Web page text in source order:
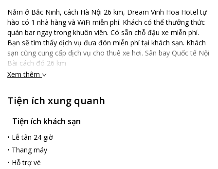
Nằm ở Bắc Ninh, cách Hà Nội 26 km, Dream Vinh Hoa Hotel tự
hào có 1 nhà hàng và WiFi miễn phí. Khách có thể thưởng thức
quán bar ngay trong khuôn viên. Có sẵn chỗ đậu xe miễn phí.
Bạn sẽ tìm thấy dịch vụ đưa đón miễn phí tại khách sạn. Khách
sạn cũng cung cấp dịch vụ cho thuê xe hơi. Sân bay Quốc tế Nội
Bài cách đó 26 km
Xem thêm
Tiện ích xung quanh
Tiện ích khách sạn
• Lễ tân 24 giờ
• Thang máy
• Hỗ trợ vé